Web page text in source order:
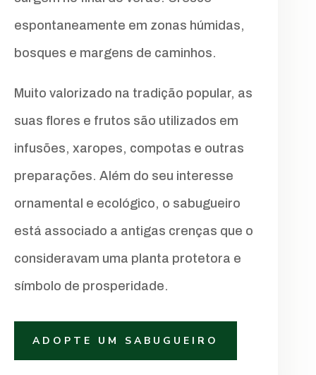
espontaneamente em zonas húmidas,
bosques e margens de caminhos.
Muito valorizado na tradição popular, as
suas flores e frutos são utilizados em
infusões, xaropes, compotas e outras
preparações. Além do seu interesse
ornamental e ecológico, o sabugueiro
está associado a antigas crenças que o
consideravam uma planta protetora e
símbolo de prosperidade.
ADOPTE UM SABUGUEIRO